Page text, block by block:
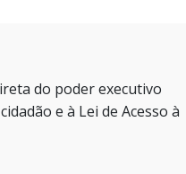
do poder executivo
e à Lei de Acesso à